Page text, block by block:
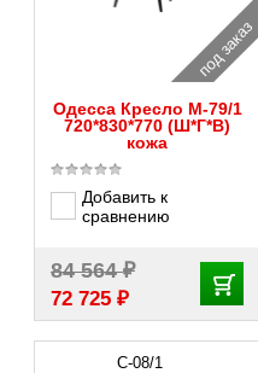
под заказ
Одесса Кресло M-79/1
720*830*770 (Ш*Г*В)
кожа
Добавить к
сравнению
84 564₽
72 725 ₽
С-08/1